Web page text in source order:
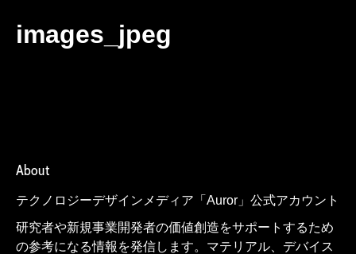
images_jpeg
About
テクノロジーデザインメディア「Auror」公式アカウント
研究者や新規事業開発者の価値創造をサポートするため
の参考になる情報を発信します。マテリアル、デバイス